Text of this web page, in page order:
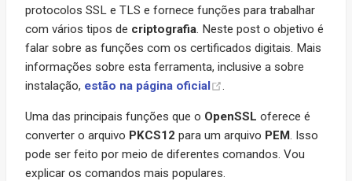
protocolos SSL e TLS e fornece funções para trabalhar
com vários tipos de criptografia. Neste post o objetivo é
falar sobre as funções com os certificados digitais. Mais
informações sobre esta ferramenta, inclusive a sobre
instalação, estão na página oficial .
Uma das principais funções que o OpenSSL oferece é
converter o arquivo PKCS12 para um arquivo PEM. Isso
pode ser feito por meio de diferentes comandos. Vou
explicar os comandos mais populares.